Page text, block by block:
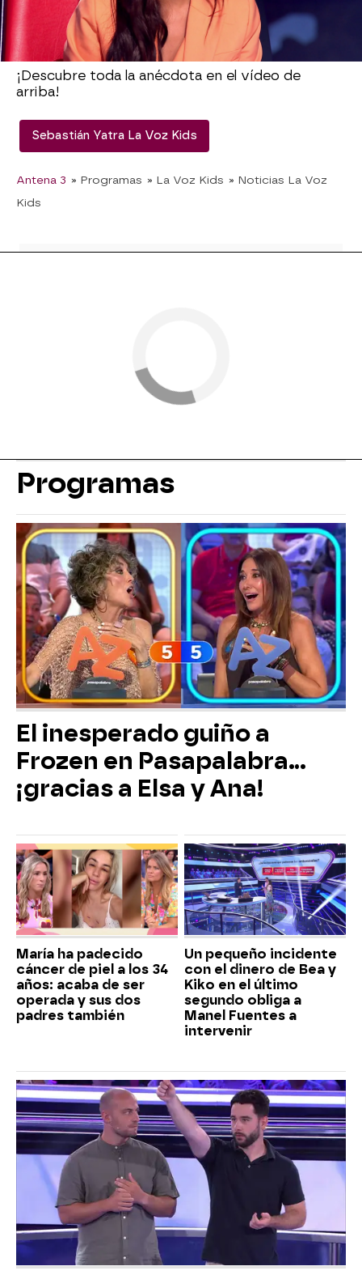
"Graciela, si estás viendo esto, te extraño" ha
dicho Yatra después de contar esta entrañable
historia.
¡Descubre toda la anécdota en el vídeo de
arriba!
Sebastián Yatra La Voz Kids
Antena 3 » Programas » La Voz Kids » Noticias La Voz
Kids
Programas
El inesperado guiño a
Frozen en Pasapalabra…
¡gracias a Elsa y Ana!
María ha padecido
cáncer de piel a los 34
años: acaba de ser
operada y sus dos
padres también
Un pequeño incidente
con el dinero de Bea y
Kiko en el último
segundo obliga a
Manel Fuentes a
intervenir